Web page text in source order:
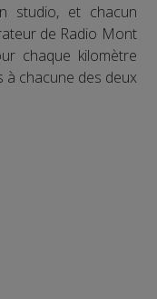
studio, et chacun
de Radio Mont
chaque kilomètre
chacune des deux